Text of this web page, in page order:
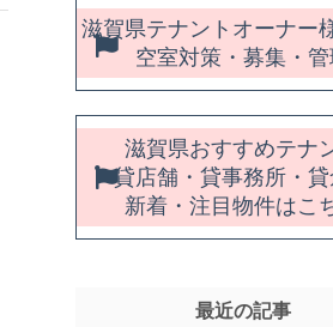
滋賀県テナントオーナー
空室対策・募集・管
滋賀県おすすめテナ
貸店舗・貸事務所・
新着・注目物件はこ
最近の記事